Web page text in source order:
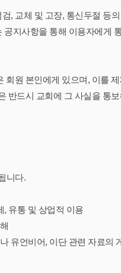
, 교체 및 고장, 통신두절 등
지사항을 통해 이용자에게
원 본인에게 있으며, 이를
반드시 교회에 그 사실을 통
니다.
, 유통 및 상업적 이용
유언비어, 이단 관련 자료의